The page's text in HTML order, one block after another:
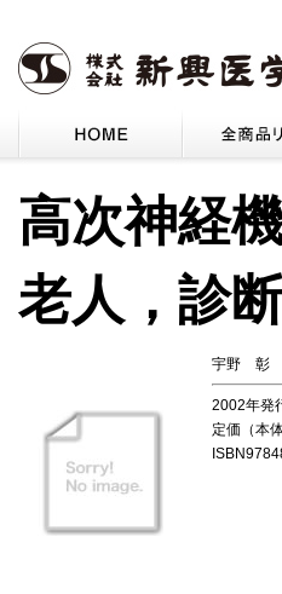
高次神経
老人，診
宇野 彰
2002年
定価（本